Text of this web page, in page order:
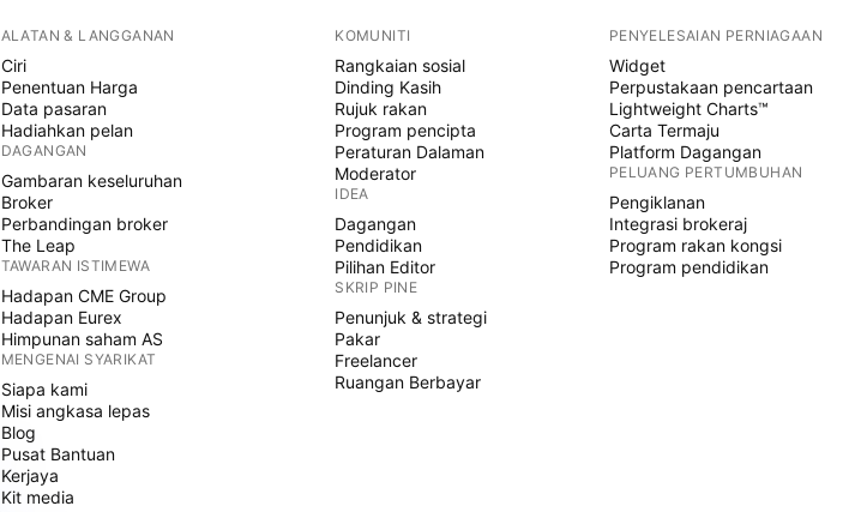
ALATAN & LANGGANAN
Ciri
Penentuan Harga
Data pasaran
Hadiahkan pelan
DAGANGAN
Gambaran keseluruhan
Broker
Perbandingan broker
The Leap
TAWARAN ISTIMEWA
Hadapan CME Group
Hadapan Eurex
Himpunan saham AS
MENGENAI SYARIKAT
Siapa kami
Misi angkasa lepas
Blog
Pusat Bantuan
Kerjaya
Kit media
KOMUNITI
Rangkaian sosial
Dinding Kasih
Rujuk rakan
Program pencipta
Peraturan Dalaman
Moderator
IDEA
Dagangan
Pendidikan
Pilihan Editor
SKRIP PINE
Penunjuk & strategi
Pakar
Freelancer
Ruangan Berbayar
PENYELESAIAN PERNIAGAAN
Widget
Perpustakaan pencartaan
Lightweight Charts™
Carta Termaju
Platform Dagangan
PELUANG PERTUMBUHAN
Pengiklanan
Integrasi brokeraj
Program rakan kongsi
Program pendidikan